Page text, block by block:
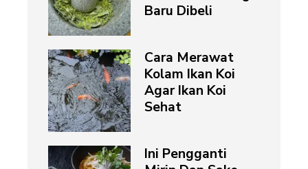
Baru Dibeli
Cara Merawat
Kolam Ikan Koi
Agar Ikan Koi
Sehat
Ini Pengganti